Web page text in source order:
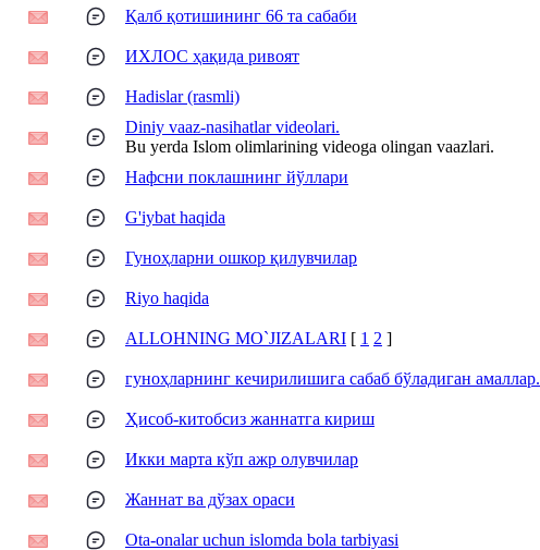
Қалб қотишининг 66 та сабаби
ИХЛОС ҳақида ривоят
Hadislar (rasmli)
Diniy vaaz-nasihatlar videolari.
Bu yerda Islom olimlarining videoga olingan vaazlari.
Нафсни поклашнинг йўллари
G'iybat haqida
Гуноҳларни ошкор қилувчилар
Riyo haqida
ALLOHNING MO`JIZALARI [ 1 2 ]
гуноҳларнинг кечирилишига сабаб бўладиган амаллар.
Ҳисоб-китобсиз жаннатга кириш
Икки марта кўп ажр олувчилар
Жаннат ва дўзах ораси
Ota-onalar uchun islomda bola tarbiyasi